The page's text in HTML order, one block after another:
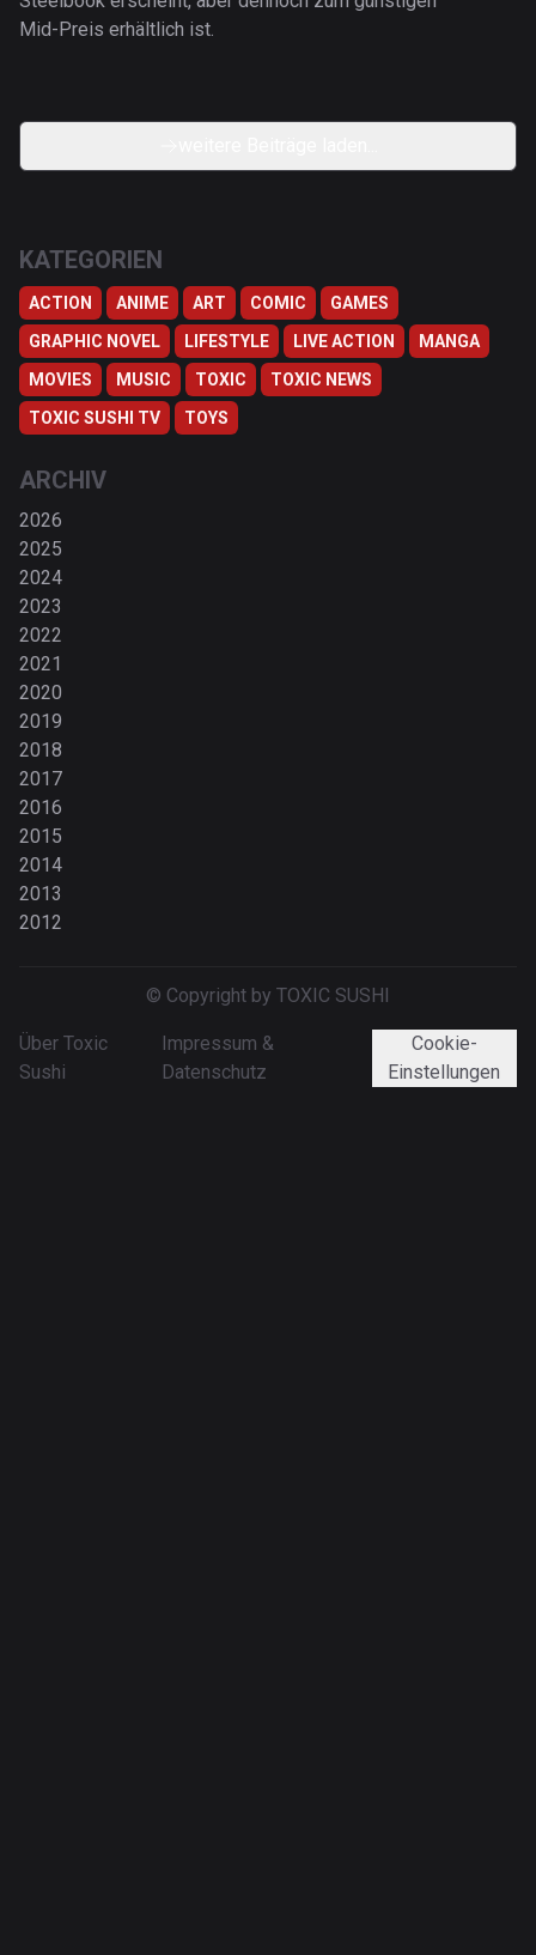
Mid-Preis erhältlich ist.
KATEGORIEN
ACTION ANIME ART COMIC
GAMES
GRAPHIC NOVEL
LIFESTYLE LIVE ACTION
MANGA
MOVIES
MUSIC TOXIC
TOXIC NEWS
TOXIC SUSHI TV
TOYS
ARCHIV
2026
2025
2024
2023
2022
2021
2020
2019
2018
2017
2016
2015
2014
2013
2012
© Copyright by TOXIC SUSHI
Über Toxic
Sushi
Impressum &
Datenschutz
Cookie-
Einstellungen